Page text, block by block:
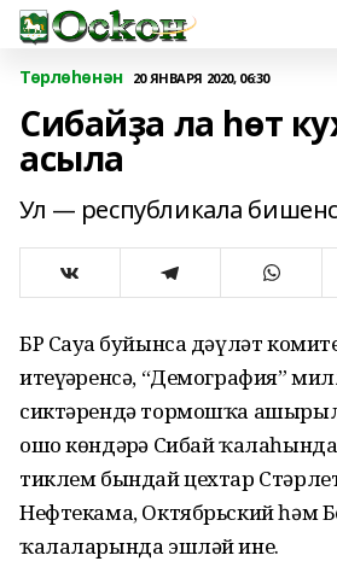
Төрлөһөнән 20 ЯНВАРЯ 2020, 06:30
Сибайҙа ла һөт
асыла
Ул — республикала
БР Сауҙа буйынса дәүләт
итеүҙәренсә, “Демография”
сиктәрендә тормошҡа
ошо көндәрҙә Сибай
тиклем бындай цехтар
Нефтекама, Октябрьский һәм
ҡалаларында эшләй ине.